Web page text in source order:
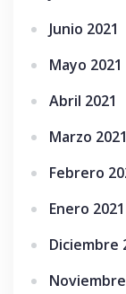
Junio 2021
Mayo 2021
Abril 2021
Marzo 2021
Febrero
Enero 2021
Diciembre